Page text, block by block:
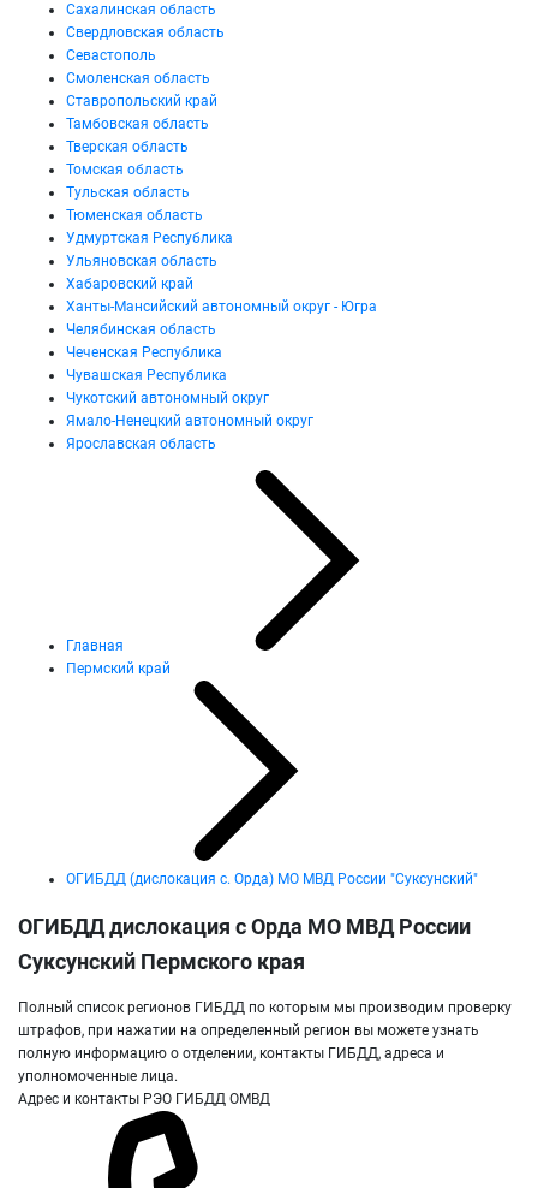
Сахалинская область
Свердловская область
Севастополь
Смоленская область
Ставропольский край
Тамбовская область
Тверская область
Томская область
Тульская область
Тюменская область
Удмуртская Республика
Ульяновская область
Хабаровский край
Ханты-Мансийский автономный округ - Югра
Челябинская область
Чеченская Республика
Чувашская Республика
Чукотский автономный округ
Ямало-Ненецкий автономный округ
Ярославская область
Главная
Пермский край
ОГИБДД (дислокация с. Орда) МО МВД России "Суксунский"
ОГИБДД дислокация с Орда МО МВД России
Суксунский Пермского края
Полный список регионов ГИБДД по которым мы производим проверку
штрафов, при нажатии на определенный регион вы можете узнать
полную информацию о отделении, контакты ГИБДД, адреса и
уполномоченные лица.
Адрес и контакты РЭО ГИБДД ОМВД